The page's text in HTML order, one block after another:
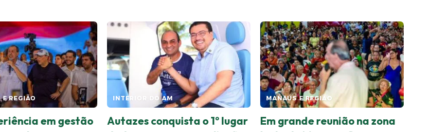
REGIÃO
em gestão
INTERIOR DO AM
Autazes conquista o 1º lugar
MANAUS E REGIÃO
Em grande reunião na zona